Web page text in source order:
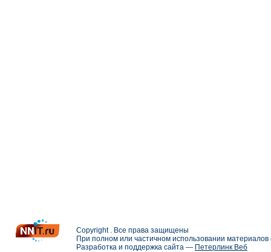
Copyright . Все права защищены
При полном или частичном использовании
Разработка и поддержка сайта — Петерлинк Веб